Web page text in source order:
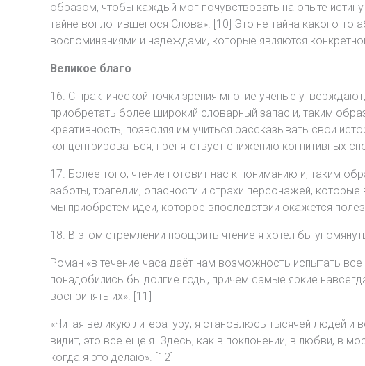
образом, чтобы каждый мог почувствовать на опыте
тайне воплотившегося Слова». [10] Это не тайна какого-то
воспоминаниями и надеждами, которые являются
Великое благо
16. С практической точки зрения многие ученые
приобретать более широкий словарный запас и, таким
креативность, позволяя им учиться рассказывать свои
концентрироваться, препятствует снижению когнитивных
17. Более того, чтение готовит нас к пониманию и, таким
заботы, трагедии, опасности и страхи персонажей,
мы приобретём идеи, которое впоследствии окажется
18. В этом стремлении поощрить чтение я хотел бы
Роман «в течение часа даёт нам возможность испытать
понадобились бы долгие годы, причем самые яркие
воспринять их». [11]
«Читая великую литературу, я становлюсь тысячей людей
видит, это все еще я. Здесь, как в поклонении, в любви, в
когда я это делаю». [12]